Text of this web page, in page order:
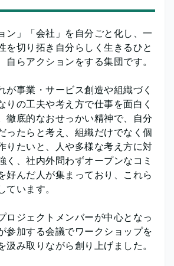
ン」「会社」を自分ごと化し、一
を切り拓き自分らしく生きるひと
自らアクションをする集団です。
が事業・サービス創造や組織づく
りの工夫や考え方で仕事を面白く
徹底的なおせっかい精神で、自分
ったらと考え、組織だけでなく個
りたいと、人や多様な考え方に対
く、社内外問わずオープンなコミ
好んだ人が集まっており、これら
います。
ロジェクトメンバーが中心となっ
参加する会議でワークショップを
汲み取りながら創り上げました。